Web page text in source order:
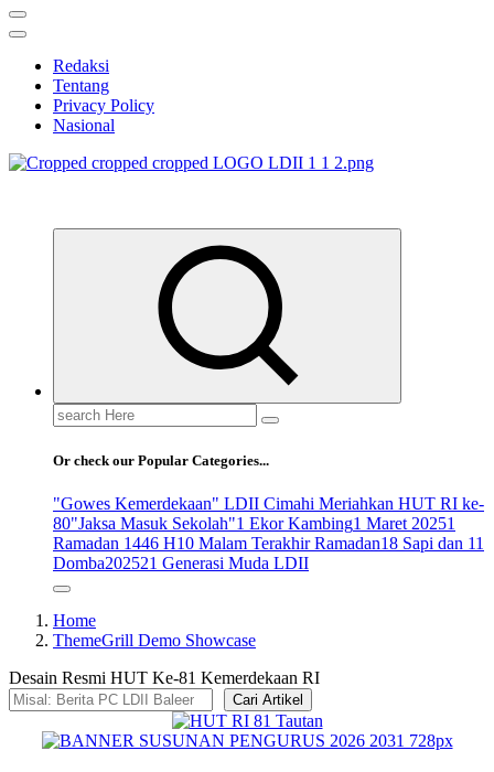
Redaksi
Tentang
Privacy Policy
Nasional
Search
for:
Or check our Popular Categories...
"Gowes Kemerdekaan" LDII Cimahi Meriahkan HUT RI ke-
80"Jaksa Masuk Sekolah"1 Ekor Kambing1 Maret 20251
Ramadan 1446 H10 Malam Terakhir Ramadan18 Sapi dan 11
Domba202521 Generasi Muda LDII
Home
ThemeGrill Demo Showcase
Desain Resmi HUT Ke-81 Kemerdekaan RI
Cari Artikel